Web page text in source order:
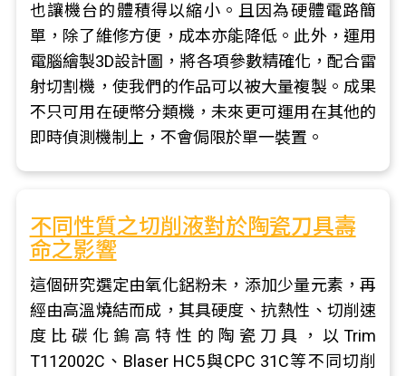
也讓機台的體積得以縮小。且因為硬體電路簡
單，除了維修方便，成本亦能降低。此外，運用
電腦繪製3D設計圖，將各項參數精確化，配合雷
射切割機，使我們的作品可以被大量複製。成果
不只可用在硬幣分類機，未來更可運用在其他的
即時偵測機制上，不會侷限於單一裝置。
不同性質之切削液對於陶瓷刀具壽
命之影響
這個研究選定由氧化鋁粉未，添加少量元素，再
經由高溫燒結而成，其具硬度、抗熱性、切削速
度比碳化鎢高特性的陶瓷刀具，以Trim
T112002C、Blaser HC5與CPC 31C等不同切削